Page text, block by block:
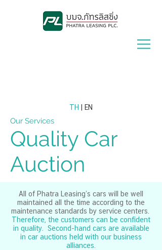
TH | EN
Our Services
Quality Car
Auction
All of Phatra Leasing’s cars will be well
maintained all the time according to the
maintenance standards by service centers.
Therefore, the customers can be confident
in quality. Second-hand cars are available
in car auctions held with our business
alliances.